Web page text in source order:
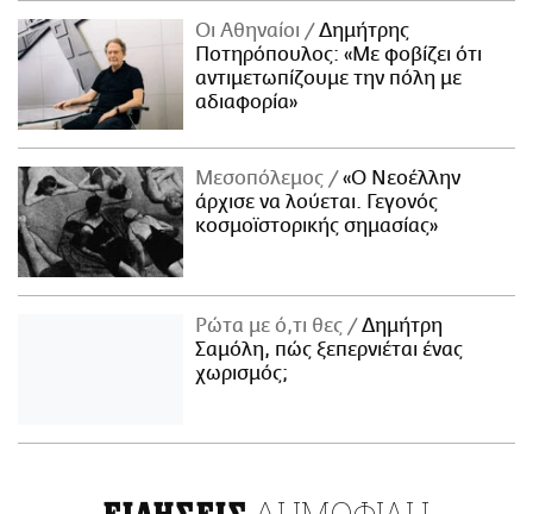
Οι Αθηναίοι
Δημήτρης
Ποτηρόπουλος: «Με φοβίζει ότι
αντιμετωπίζουμε την πόλη με
αδιαφορία»
Μεσοπόλεμος
«Ο Νεοέλλην
άρχισε να λούεται. Γεγονός
κοσμοϊστορικής σημασίας»
Ρώτα με ό,τι θες
Δημήτρη
Σαμόλη, πώς ξεπερνιέται ένας
χωρισμός;